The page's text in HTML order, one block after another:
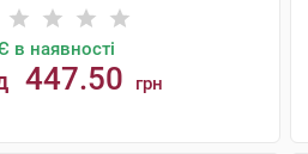
в наявності
447.50 грн